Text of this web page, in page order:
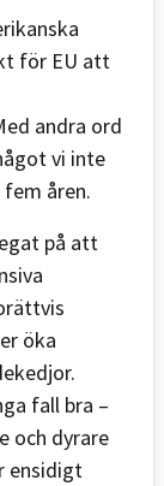
för EU att
andra ord
vi inte
åren.
på att
öka
fall bra –
och dyrare
ensidigt